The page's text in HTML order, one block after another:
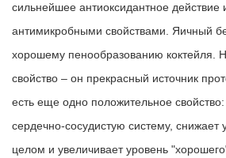
сильнейшее антиоксидантное действие
антимикробными свойствами. Яичный
хорошему пенообразованию коктейля.
свойство – он прекрасный источник
есть еще одно положительное
сердечно-сосудистую систему, снижает
целом и увеличивает уровень